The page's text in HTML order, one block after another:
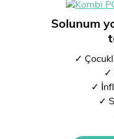
Solunum
✓
✓
✓
✓